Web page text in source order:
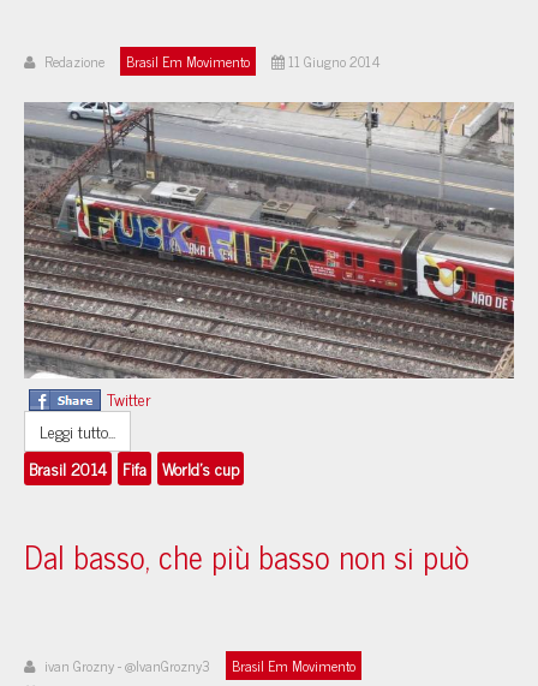
Redazione Brasil Em Movimento 11 Giugno 2014
Twitter
Leggi tutto...
Brasil 2014
Fifa World's cup
Dal basso, che più basso non si può
ivan Grozny - @IvanGrozny3
Brasil Em Movimento